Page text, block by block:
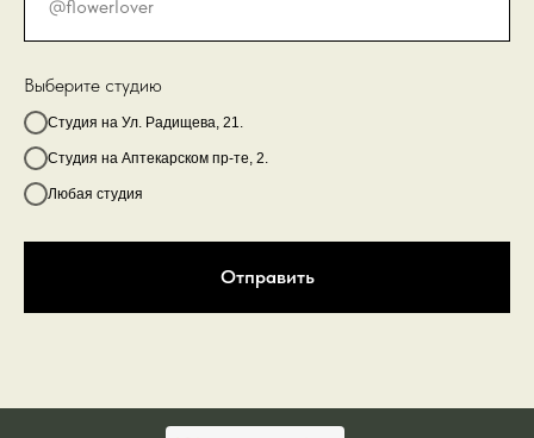
Выберите студию
Студия на Ул. Радищева, 21.
Студия на Аптекарском пр-те, 2.
Любая студия
Отправить